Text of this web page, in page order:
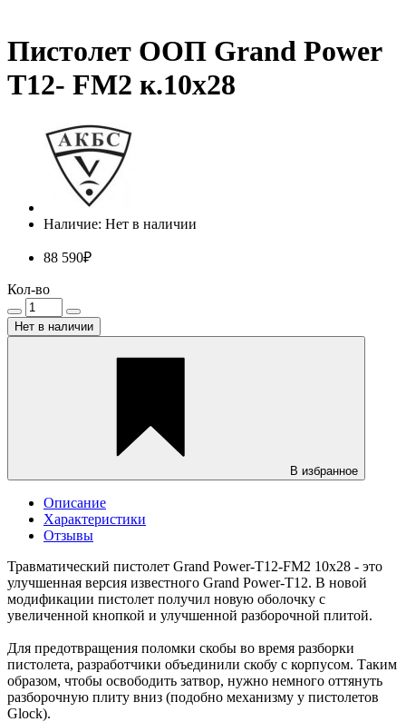
Пистолет ООП Grand Power
Т12- FM2 к.10х28
Наличие: Нет в наличии
88 590₽
Кол-во
Нет в наличии
В избранное
Описание
Характеристики
Отзывы
Травматический пистолет Grand Power-T12-FM2 10х28 - это
улучшенная версия известного Grand Power-T12. В новой
модификации пистолет получил новую оболочку с
увеличенной кнопкой и улучшенной разборочной плитой.
Для предотвращения поломки скобы во время разборки
пистолета, разработчики объединили скобу с корпусом. Таким
образом, чтобы освободить затвор, нужно немного оттянуть
разборочную плиту вниз (подобно механизму у пистолетов
Glock).